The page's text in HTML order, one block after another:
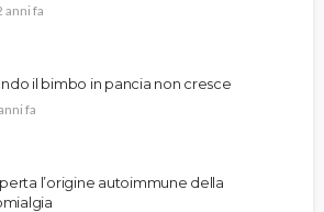
anni fa
il bimbo in pancia non cresce
fa
l’origine autoimmune della